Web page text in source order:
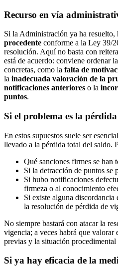
Recurso en vía
Si la Administración ya ha resuelto,
procedente conforme a la Ley 39/
resolución. Aquí no basta con
está de acuerdo: conviene ordenar
concretas, como la falta de
la inadecuada valoración de la
notificaciones anteriores o la
puntos.
Si el problema es la
En estos supuestos suele ser
llevado a la pérdida total del saldo.
Qué sanciones firmes se han
Si la detracción de puntos se
Si hubo notificaciones
firmeza o al conocimiento
Si existe alguna discordancia
la resolución de pérdida de
No siempre bastará con atacar la
vigencia; a veces habrá que valorar
previas y la situación procedimental
Si ya hay eficacia de la